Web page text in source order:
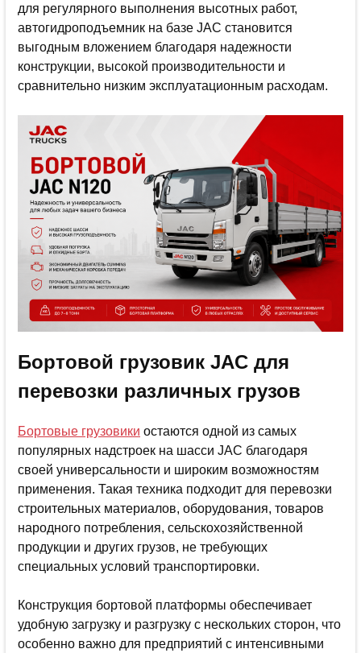
для регулярного выполнения высотных работ,
автогидроподъемник на базе JAC становится
выгодным вложением благодаря надежности
конструкции, высокой производительности и
сравнительно низким эксплуатационным расходам.
Бортовой грузовик JAC для
перевозки различных грузов
Бортовые грузовики остаются одной из самых
популярных надстроек на шасси JAC благодаря
своей универсальности и широким возможностям
применения. Такая техника подходит для перевозки
строительных материалов, оборудования, товаров
народного потребления, сельскохозяйственной
продукции и других грузов, не требующих
специальных условий транспортировки.
Конструкция бортовой платформы обеспечивает
удобную загрузку и разгрузку с нескольких сторон, что
особенно важно для предприятий с интенсивными